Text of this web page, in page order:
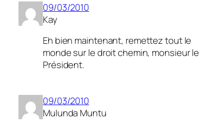
09/03/2010
Kay
Eh bien maintenant, remettez tout le
monde sur le droit chemin, monsieur le
Président.
09/03/2010
Mulunda Muntu